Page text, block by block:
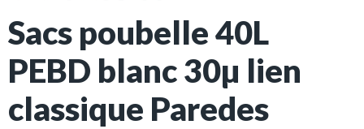
Sacs poubelle 40L
PEBD blanc 30µ lien
classique Paredes